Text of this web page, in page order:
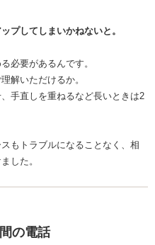
プしてしまいかねないと。
必要があるんです。
解いただけるか。
手直しを重ねるなど長いときは2
もトラブルになることなく、相
した。
の電話